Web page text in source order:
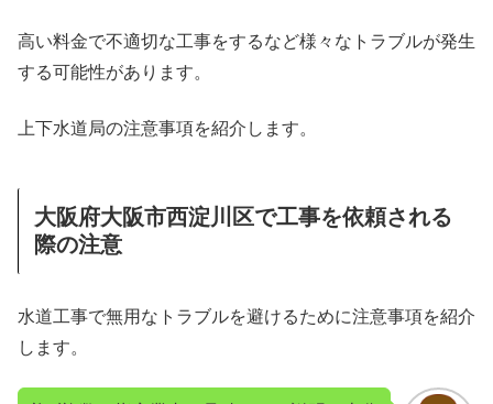
高い料金で不適切な工事をするなど様々なトラブルが発生
する可能性があります。
上下水道局の注意事項を紹介します。
大阪府大阪市西淀川区で工事を依頼される
際の注意
水道工事で無用なトラブルを避けるために注意事項を紹介
します。